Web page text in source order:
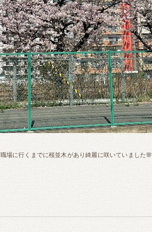
職場に行くまでに桜並木があり綺麗に咲いていました🌸